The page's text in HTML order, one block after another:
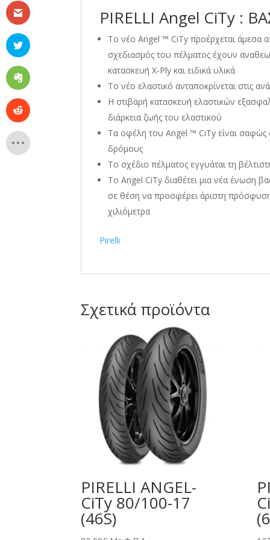
PIRELLI Angel CiTy :
Το νέο Angel ™ CiTy προέρχεται άμεσα
σχεδιασμός του πέλματος έχουν
κατασκευή X-Ply και ειδικά υλικά
Το νέο ελαστικό ανταποκρίνεται στις
Η στιβαρή κατασκευή ελαστικών
διάρκεια ζωής του ελαστικού
Τα οφέλη του Angel ™ CiTy είναι σαφώς
δρόμους
Το σχέδιο πέλματος εγγυάται τη
Το Angel CiTy διαθέτει μια νέα ένωση
σε θέση να προσφέρει άριστη
χιλιόμετρα
Pirelli
Σχετικά προϊόντα
PIRELLI ANGEL-
CiTy 80/100-17
(46S)